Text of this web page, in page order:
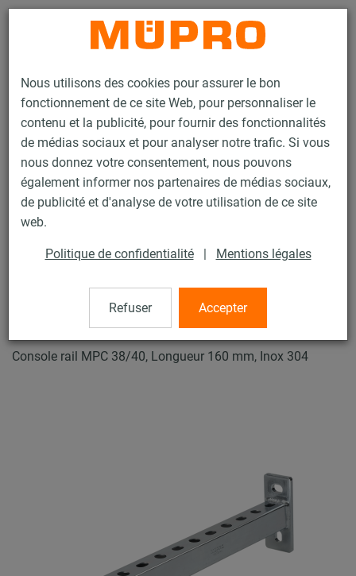
Nous utilisons des cookies pour assurer le bon
fonctionnement de ce site Web, pour personnaliser le
contenu et la publicité, pour fournir des fonctionnalités
de médias sociaux et pour analyser notre trafic. Si vous
nous donnez votre consentement, nous pouvons
également informer nos partenaires de médias sociaux,
de publicité et d'analyse de votre utilisation de ce site
web.
Politique de confidentialité | Mentions légales
Refuser Accepter
Contact
Produits Technique de fixation
Fixation de gaines
Rails d'installation pour la fixation de gaines
Rails d’installation MPC (plage de charge légère à moyenne)
Console rail MPC
4 / 63
Console rail MPC
Console rail MPC 38/40, Longueur 160 mm, Inox 304